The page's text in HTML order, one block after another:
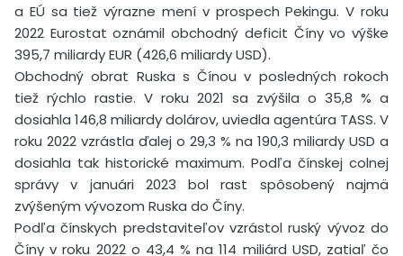
a EÚ sa tiež výrazne mení v prospech Pekingu. V roku
2022 Eurostat oznámil obchodný deficit Číny vo výške
395,7 miliardy EUR (426,6 miliardy USD).
Obchodný obrat Ruska s Čínou v posledných rokoch
tiež rýchlo rastie. V roku 2021 sa zvýšila o 35,8 % a
dosiahla 146,8 miliardy dolárov, uviedla agentúra TASS. V
roku 2022 vzrástla ďalej o 29,3 % na 190,3 miliardy USD a
dosiahla tak historické maximum. Podľa čínskej colnej
správy v januári 2023 bol rast spôsobený najmä
zvýšeným vývozom Ruska do Číny.
Podľa čínskych predstaviteľov vzrástol ruský vývoz do
Číny v roku 2022 o 43,4 % na 114 miliárd USD, zatiaľ čo